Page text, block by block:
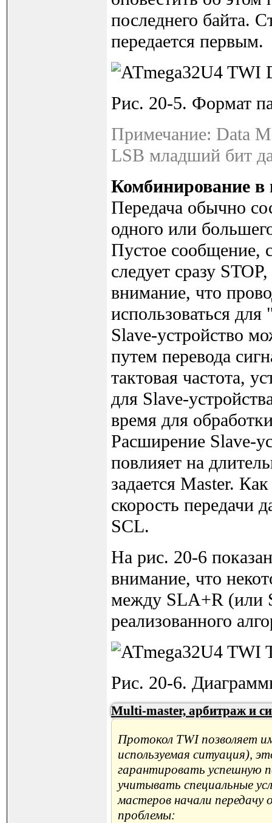
последнего байта.
передается первым.
Рис. 20-5. Формат
Примечание: Data
LSB младший бит
Комбинирование в
Передача обычно
одного или
Пустое сообщение,
следует сразу
внимание, что
использоваться
Slave-устройство
путем перевода
тактовая частота,
для Slave-
время для
Расширение Slave-
повлияет на
задается Master.
скорость передачи
SCL.
На рис. 20-6
внимание, что
между SLA+R (или
реализованного
Рис. 20-6.
Multi-master, арбитраж и
Протокол TWI позволяет
используемая ситуация),
гарантировать успешную
учитывать специальные
мастеров начали передачу
проблемы: